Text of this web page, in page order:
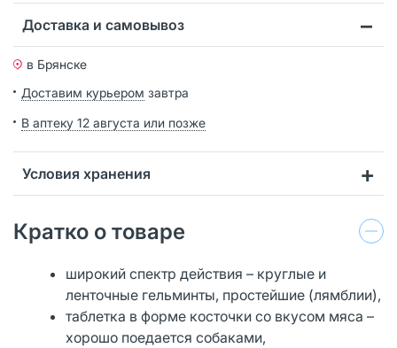
Доставка и самовывоз
в Брянске
Доставим курьером завтра
В аптеку 12 августа или позже
Условия хранения
Кратко о товаре
широкий спектр действия – круглые и
ленточные гельминты, простейшие (лямблии),
таблетка в форме косточки со вкусом мяса –
хорошо поедается собаками,